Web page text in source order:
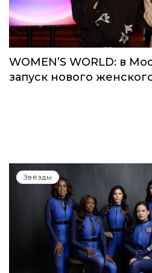
WOMEN’S WORLD: в
запуск нового
Звёзды